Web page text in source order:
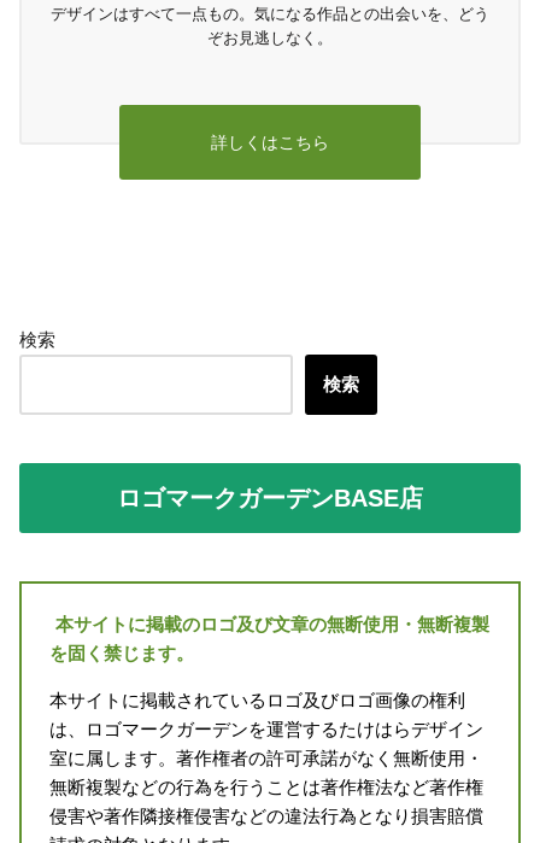
デザインはすべて一点もの。気になる作品との出会いを、どう
ぞお見逃しなく。
詳しくはこちら
検索
検索
ロゴマークガーデンBASE店
本サイトに掲載のロゴ及び文章の無断使用・無断複製
を固く禁じます。
本サイトに掲載されているロゴ及びロゴ画像の権利
は、ロゴマークガーデンを運営するたけはらデザイン
室に属します。著作権者の許可承諾がなく無断使用・
無断複製などの行為を行うことは著作権法など著作権
侵害や著作隣接権侵害などの違法行為となり損害賠償